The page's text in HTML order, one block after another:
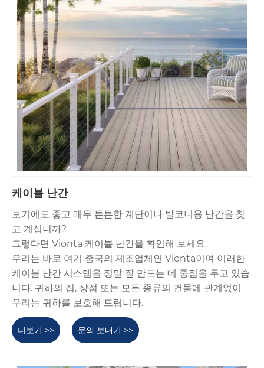
케이블 난간
보기에도 좋고 매우 튼튼한 계단이나 발코니용 난간을 찾
고 계십니까?
그렇다면 Vionta 케이블 난간을 확인해 보세요.
우리는 바로 여기 중국의 제조업체인 Vionta이며 이러한
케이블 난간 시스템을 정말 잘 만드는 데 중점을 두고 있습
니다. 귀하의 집, 상점 또는 모든 종류의 건물에 관계없이
우리는 귀하를 보호해 드립니다.
더보기 >> 문의 보내기 >>